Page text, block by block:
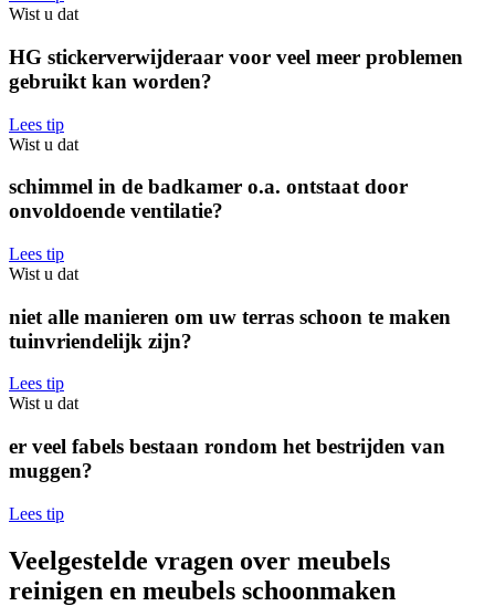
Wist u dat
HG stickerverwijderaar voor veel meer problemen
gebruikt kan worden?
Lees tip
Wist u dat
schimmel in de badkamer o.a. ontstaat door
onvoldoende ventilatie?
Lees tip
Wist u dat
niet alle manieren om uw terras schoon te maken
tuinvriendelijk zijn?
Lees tip
Wist u dat
er veel fabels bestaan rondom het bestrijden van
muggen?
Lees tip
Veelgestelde vragen over meubels
reinigen en meubels schoonmaken